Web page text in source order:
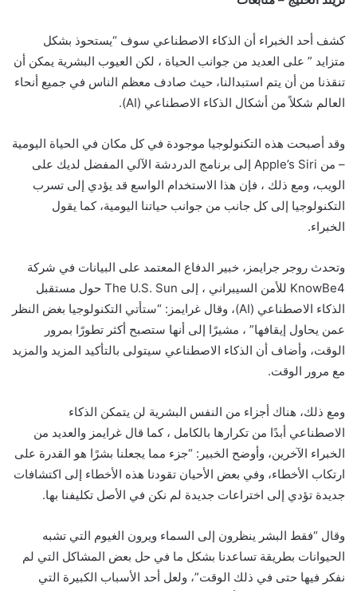
كشف أحد الخبراء أن الذكاء الاصطناعي سوف “يستحوذ بشكل
متزايد ” على العديد من جوانب الحياة ، لكن العيوب البشرية يمكن أن
تنقذنا من أن يتم استبدالنا، حيث صادف معظم الناس في جميع أنحاء
العالم شكلاً من أشكال الذكاء الاصطناعي (AI).
وقد أصبحت هذه التكنولوجيا موجودة في كل مكان في الحياة اليومية
– من Apple’s Siri إلى برنامج الدردشة الآلي المفضل لديك على
الويب، ومع ذلك ، فإن هذا الاستخدام الواسع قد يؤدي إلى تسرب
التكنولوجيا إلى كل جانب من جوانب حياتنا اليومية، كما يقول
الخبراء.
وتحدث روجر جرايمز، خبير الدفاع المعتمد على البيانات في شركة
KnowBe4 للأمن السيبراني ، إلى The U.S. Sun حول مستقبل
الذكاء الاصطناعي (AI)، وقال غرايمز: “ستأتي التكنولوجيا بغض النظر
عمن يحاول إيقافها” ، مشيرًا إلى أنها ستصبح أكثر تطورًا بمرور
الوقت، وأضاف أن الذكاء الاصطناعي سيتولى بالتأكيد المزيد والمزيد
مع مرور الوقت.
ومع ذلك، هناك أجزاء من النفس البشرية لن يتمكن الذكاء
الاصطناعي أبدًا من تكرارها بالكامل ، كما قال غرايمز والعديد من
الخبراء الآخرين، وأوضح الخبير: “جزء مما يجعلنا بشرًا هو القدرة على
ارتكاب الأخطاء، وفي بعض الأحيان تقودنا هذه الأخطاء إلى اكتشافات
جديدة تؤدي إلى اختراعات جديدة لم نكن في الأصل تكليفنا بها.
وقال “فقط البشر ينظرون إلى السماء ويرون الغيوم التي تشبه
الحيوانات بطريقة تساعدنا بشكل ما في حل بعض المشاكل التي لم
نفكر فيها حتى في ذلك الوقت”، ولعل أحد الأسباب الكبيرة التي